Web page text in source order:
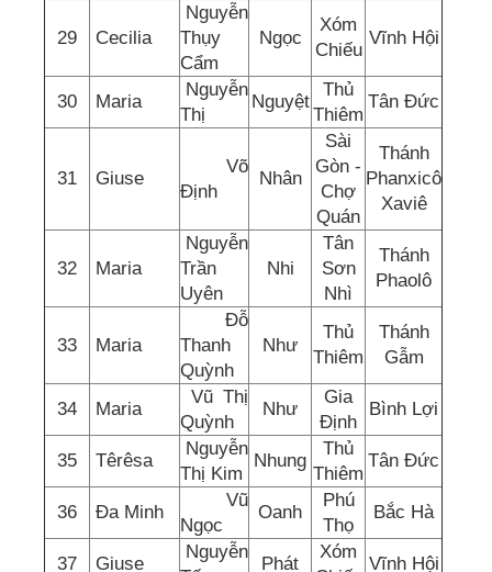
29 Cecilia
Nguyễn
Thụy
Cẩm
Ngọc
Xóm
Chiếu
Vĩnh Hội
30 Maria
Nguyễn
Thị
Nguyệt
Thủ
Thiêm
Tân Đức
31 Giuse
Võ
Định
Nhân
Sài
Gòn -
Chợ
Quán
Thánh
Phanxicô
Xaviê
32 Maria
Nguyễn
Trần
Uyên
Nhi
Tân
Sơn
Nhì
Thánh
Phaolô
33 Maria
Đỗ
Thanh
Quỳnh
Như
Thủ
Thiêm
Thánh
Gẫm
34 Maria
Vũ Thị
Quỳnh
Như
Gia
Định
Bình Lợi
35 Têrêsa
Nguyễn
Thị Kim
Nhung
Thủ
Thiêm
Tân Đức
36 Đa Minh
Vũ
Ngọc
Oanh
Phú
Thọ
Bắc Hà
37 Giuse
Nguyễn
Phát
Xóm
Vĩnh Hội